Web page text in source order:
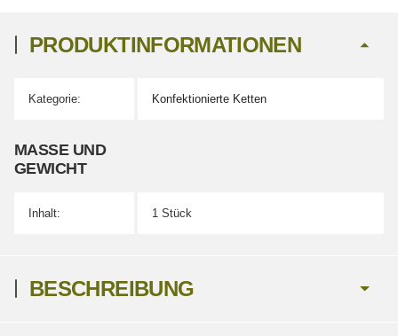
PRODUKTINFORMATIONEN
Produkteigenschaft
Wert
Kategorie: Konfektionierte Ketten
MASSE UND G
EWICHT
Inhalt: 1 Stück
BESCHREIBUNG